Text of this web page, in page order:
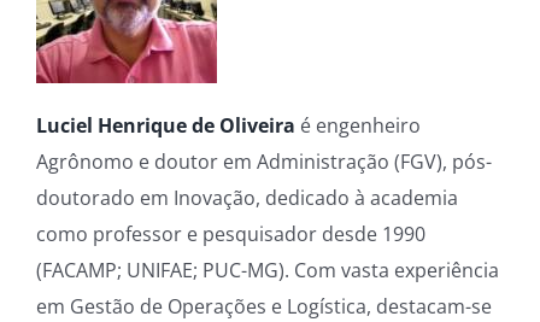
Luciel Henrique de Oliveira é engenheiro
Agrônomo e doutor em Administração (FGV), pós-
doutorado em Inovação, dedicado à academia
como professor e pesquisador desde 1990
(FACAMP; UNIFAE; PUC-MG). Com vasta experiência
em Gestão de Operações e Logística, destacam-se